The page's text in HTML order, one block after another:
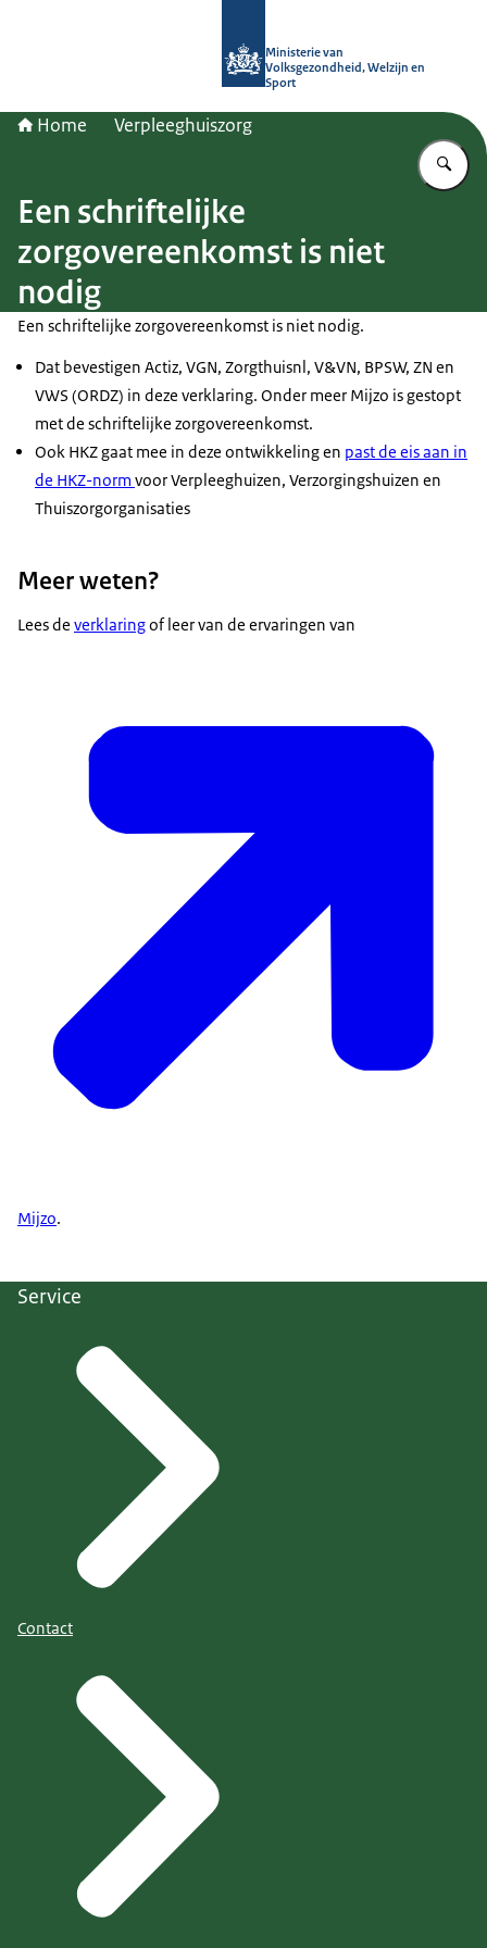
Ministerie van
Volksgezondheid, Welzijn en
Sport
Home Verpleeghuiszorg
Een schriftelijke
zorgovereenkomst is niet
nodig
Een schriftelijke zorgovereenkomst is niet nodig.
Dat bevestigen Actiz, VGN, Zorgthuisnl, V&VN, BPSW, ZN en
VWS (ORDZ) in deze verklaring. Onder meer Mijzo is gestopt
met de schriftelijke zorgovereenkomst.
Ook HKZ gaat mee in deze ontwikkeling en past de eis aan in
de HKZ-norm voor Verpleeghuizen, Verzorgingshuizen en
Thuiszorgorganisaties
Meer weten?
Lees de verklaringof leer van de ervaringen van
Mijzo.
Service
Contact